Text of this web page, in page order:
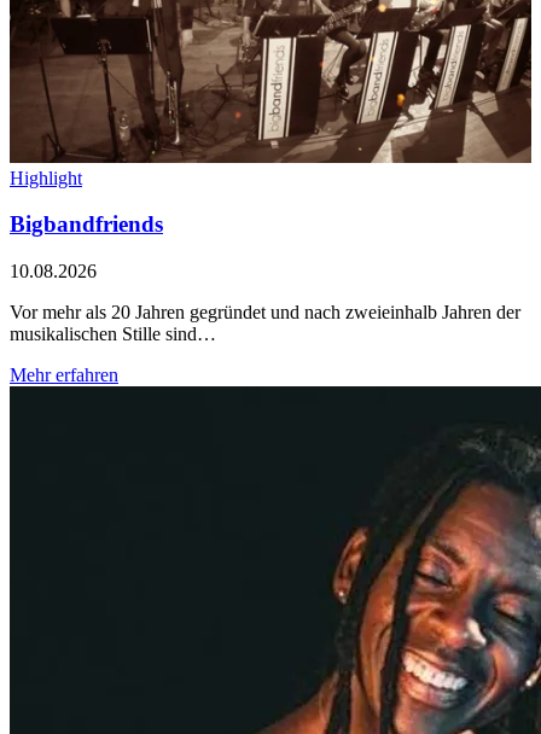
Highlight
Bigbandfriends
10.08.2026
Vor mehr als 20 Jahren gegründet und nach zweieinhalb Jahren der
musikalischen Stille sind…
Mehr erfahren